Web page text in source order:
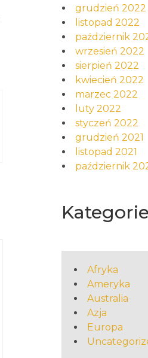
grudzień 2022
listopad 2022
październik
wrzesień 2022
sierpień 2022
kwiecień 2022
marzec 2022
luty 2022
styczeń 2022
grudzień 2021
listopad 2021
październik
Kategorie
Afryka
Ameryka
Australia
Azja
Europa